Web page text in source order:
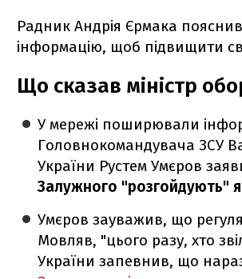
Радник Андрія Єрмака
інформацію, щоб підвищити
Що сказав міністр
У мережі поширювали
Головнокомандувача ЗСУ
України Рустем Умєров
Залужного "розгойдують"
Умєров зауважив, що
Мовляв, "цього разу, хто
України запевнив, що